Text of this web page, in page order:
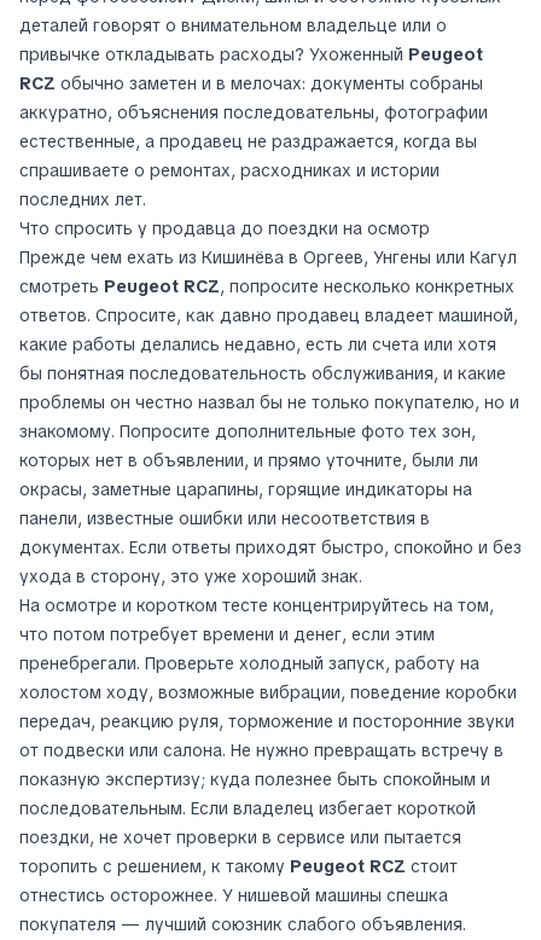
деталей говорят о внимательном владельце или о
привычке откладывать расходы? Ухоженный Peugeot
RCZ обычно заметен и в мелочах: документы собраны
аккуратно, объяснения последовательны, фотографии
естественные, а продавец не раздражается, когда вы
спрашиваете о ремонтах, расходниках и истории
последних лет.
Что спросить у продавца до поездки на осмотр
Прежде чем ехать из Кишинёва в Оргеев, Унгены или Кагул
смотреть Peugeot RCZ, попросите несколько конкретных
ответов. Спросите, как давно продавец владеет машиной,
какие работы делались недавно, есть ли счета или хотя
бы понятная последовательность обслуживания, и какие
проблемы он честно назвал бы не только покупателю, но и
знакомому. Попросите дополнительные фото тех зон,
которых нет в объявлении, и прямо уточните, были ли
окрасы, заметные царапины, горящие индикаторы на
панели, известные ошибки или несоответствия в
документах. Если ответы приходят быстро, спокойно и без
ухода в сторону, это уже хороший знак.
На осмотре и коротком тесте концентрируйтесь на том,
что потом потребует времени и денег, если этим
пренебрегали. Проверьте холодный запуск, работу на
холостом ходу, возможные вибрации, поведение коробки
передач, реакцию руля, торможение и посторонние звуки
от подвески или салона. Не нужно превращать встречу в
показную экспертизу; куда полезнее быть спокойным и
последовательным. Если владелец избегает короткой
поездки, не хочет проверки в сервисе или пытается
торопить с решением, к такому Peugeot RCZ стоит
отнестись осторожнее. У нишевой машины спешка
покупателя — лучший союзник слабого объявления.